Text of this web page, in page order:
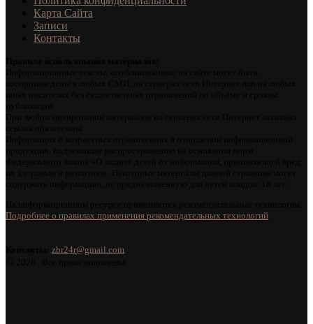
Карта Сайта
Записи
Контакты
Подробнее о правилах применения рекомендательных технологий
zbr24r@gmail.com